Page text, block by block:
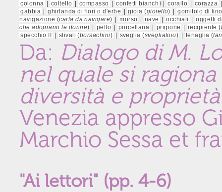
colonna
| coltello | compasso | confetti bianch i | corallo | corazza
gabbia | ghirlanda di fiori o d'erbe | gioia (gioiello) | gomitolo di
navigazione (carta da navigare) | morso | nave | occhiali | oggetti
che adoprano le donne) | petto | porcellana | prigione | recipiente (
specchio II | stivali (borsachini) | sveglia (svegliatoio) | tenaglia (
Da: Dialogo di M.
nel quale si
diversità e
Venezia appresso
Marchio Sessa et
"Ai lettori" (pp. 4-6)